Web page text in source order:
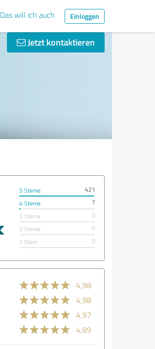
Das will ich auch Einloggen
Jetzt kontaktieren
5 Sterne
421
4 Sterne
7
3 Sterne
0
2 Sterne
0
1 Stern
0
4,98
4,98
4,97
4,89